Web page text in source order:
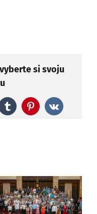
si svoju
TumblrPinterest
Vk